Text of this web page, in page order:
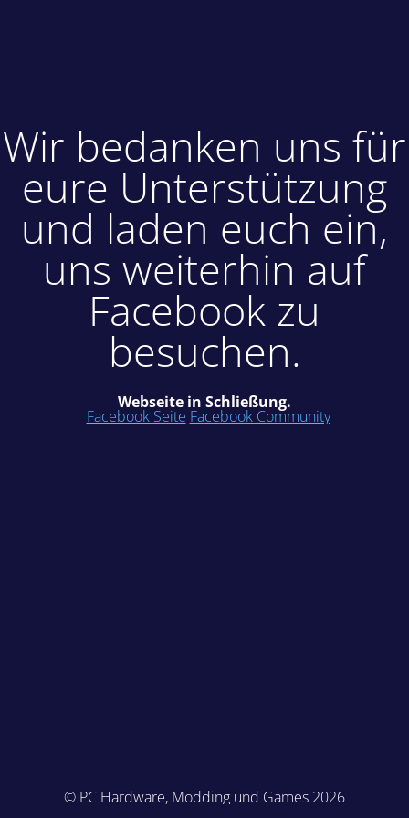
Wir bedanken uns für
eure Unterstützung
und laden euch ein,
uns weiterhin auf
Facebook zu
besuchen.
Webseite in Schließung.
Facebook Seite Facebook Community
© PC Hardware, Modding und Games 2026